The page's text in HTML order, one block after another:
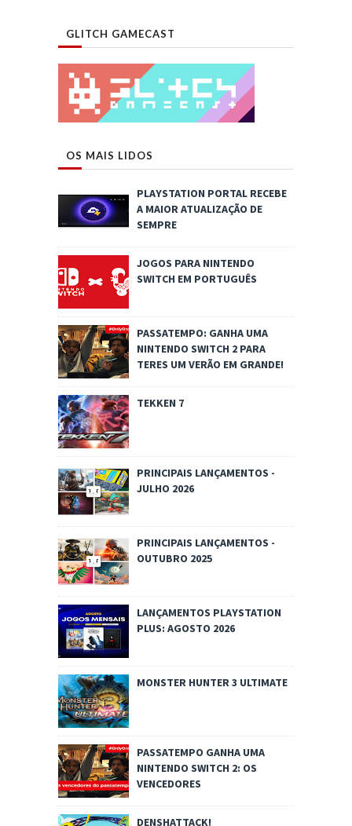
GLITCH GAMECAST
OS MAIS LIDOS
PLAYSTATION PORTAL RECEBE
A MAIOR ATUALIZAÇÃO DE
SEMPRE
JOGOS PARA NINTENDO
SWITCH EM PORTUGUÊS
PASSATEMPO: GANHA UMA
NINTENDO SWITCH 2 PARA
TERES UM VERÃO EM GRANDE!
TEKKEN 7
PRINCIPAIS LANÇAMENTOS -
JULHO 2026
PRINCIPAIS LANÇAMENTOS -
OUTUBRO 2025
LANÇAMENTOS PLAYSTATION
PLUS: AGOSTO 2026
MONSTER HUNTER 3 ULTIMATE
PASSATEMPO GANHA UMA
NINTENDO SWITCH 2: OS
VENCEDORES
DENSHATTACK!